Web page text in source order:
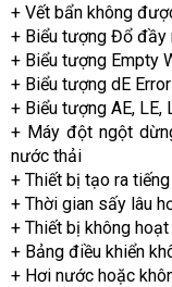
+ Vết bẩn không
+ Biểu tượng Đổ đầy
+ Biểu tượng Empty
+ Biểu tượng dE
+ Biểu tượng AE, LE,
+ Máy đột ngột
nước thải
+ Thiết bị tạo ra
+ Thời gian sấy lâu
+ Thiết bị không
+ Bảng điều khiển
+ Hơi nước hoặc